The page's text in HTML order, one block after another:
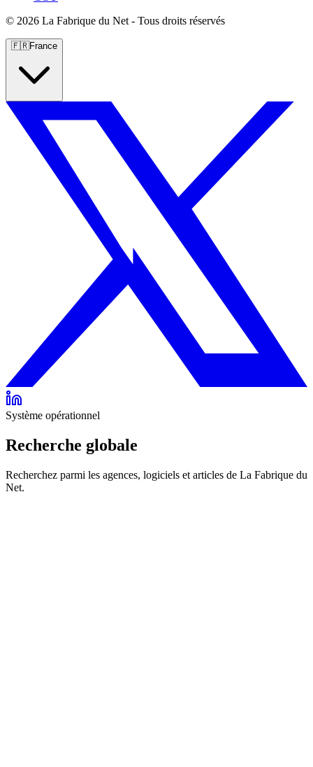
© 2026 La Fabrique du Net - Tous droits réservés
🇫🇷France
Système opérationnel
Recherche globale
Recherchez parmi les agences, logiciels et articles de La Fabrique du
Net.